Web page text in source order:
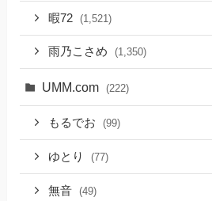
暇72 (1,521)
雨乃こさめ (1,350)
UMM.com (222)
もるでお (99)
ゆとり (77)
無音 (49)